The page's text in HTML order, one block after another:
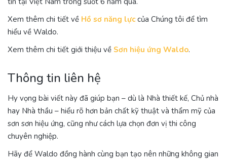
Xem thêm chi tiết về Hồ sơ năng lựccủa Chúng tôi để tìm
hiểu về Waldo.
Xem thêm chi tiết giới thiệu về Sơn hiệu ứng Waldo.
Thông tin liên hệ
Hy vọng bài viết này đã giúp bạn – dù là Nhà thiết kế, Chủ nhà
hay Nhà thầu – hiểu rõ hơn bản chất kỹ thuật và thẩm mỹ của
sơn sơn hiệu ứng, cũng như cách lựa chọn đơn vị thi công
chuyên nghiệp.
Hãy để Waldo đồng hành cùng bạn tạo nên những không gian